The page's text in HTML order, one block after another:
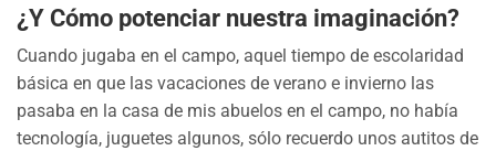
¿Y Cómo potenciar nuestra imaginación?
Cuando jugaba en el campo, aquel tiempo de escolaridad
básica en que las vacaciones de verano e invierno las
pasaba en la casa de mis abuelos en el campo, no había
tecnología, juguetes algunos, sólo recuerdo unos autitos de